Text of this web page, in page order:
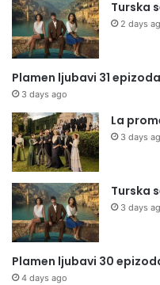
Turska
2 days
Plamen ljubavi 31 epizoda
3 days ago
La
3 days
Turska
3 days
Plamen ljubavi 30
4 days ago